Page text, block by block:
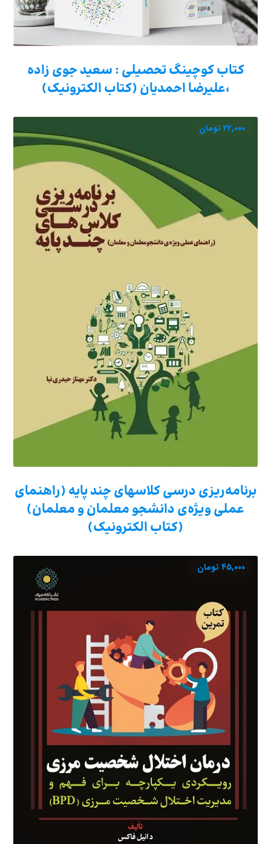
کتاب کوچینگ تحصیلی : سعید جوی زاده
،علیرضا احمدیان (کتاب الکترونیک)
برنامه‌ریزی درسی کلاسهای چند پایه (راهنمای
عملی ویژه‌ی دانشجو معلمان و معلمان)
(کتاب الکترونیک)
۲۲,۰۰۰ تومان
۴۵,۰۰۰ تومان